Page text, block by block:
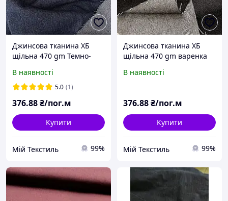
Джинсова тканина ХБ
щільна 470 gm Темно-
В наявності
5.0 (1)
376.88₴/пог.м
Купити
Мій Текстиль 99%
Джинсова тканина ХБ
щільна 470 gm варенка
В наявності
376.88₴/пог.м
Купити
Мій Текстиль 99%